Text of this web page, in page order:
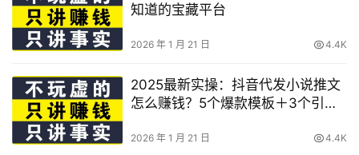
知道的宝藏平台
2026 年 1 月 21 日 4.4K
2025最新实操：抖音代发小说推文
怎么赚钱？5个爆款模板＋3个引流
2026 年 1 月 21 日 4.4K